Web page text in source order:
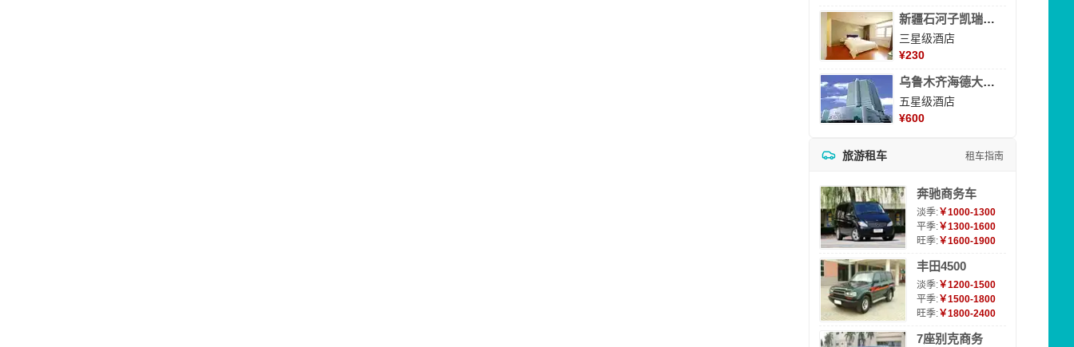
新疆石河子凯瑞酒店
三星级酒店
¥230
乌鲁木齐海德大酒店
五星级酒店
¥600
旅游租车 租车指南
奔驰商务车
淡季:￥1000-1300
平季:￥1300-1600
旺季:￥1600-1900
丰田4500
淡季:￥1200-1500
平季:￥1500-1800
旺季:￥1800-2400
7座别克商务